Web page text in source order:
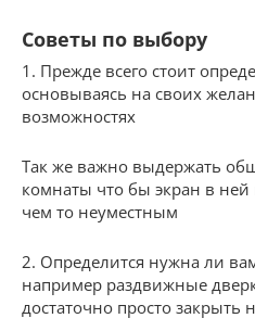
Советы по выбору
1. Прежде всего стоит
основываясь на своих
возможностях
Так же важно выдержать
комнаты что бы экран в
чем то неуместным
2. Определится нужна ли
например раздвижные
достаточно просто закрыть